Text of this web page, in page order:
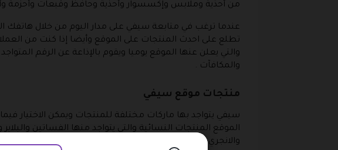
من أحذية وملابس وإكسسوار وأحذية وحافظ وقبعات
عندما ترغب في متابعة سيفي على مدار اليوم من خلال
تطلع على احدث المنتجات على الموقع وأيضا إذا كنت من
والتي يعلن عنها الموقع يوميا ويقوم بالإذاعة عن الرقم
والمكافآت .
منتجات موقع سيفي
سيفي يتواجد بها ماركات مختلفة للمنتجات ويمكن الاختيار
الموقع المنتجات النسائية والتي يتواجد منها الفساتين
والانجري وملابس النوم .